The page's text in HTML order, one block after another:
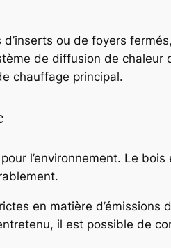
ou de foyers
de diffusion de
chauffage principal.
l’environnement. Le
en matière
il est possible de